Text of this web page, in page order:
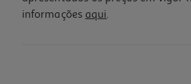
informações aqui.